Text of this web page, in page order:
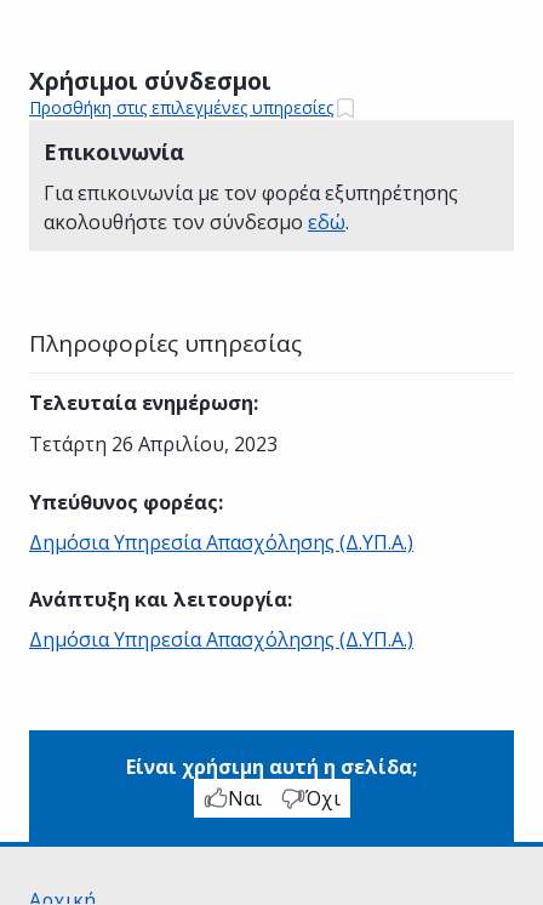
Χρήσιμοι σύνδεσμοι
Προσθήκη στις επιλεγμένες υπηρεσίες
Επικοινωνία
Για επικοινωνία με τον φορέα εξυπηρέτησης
ακολουθήστε τον σύνδεσμο εδώ.
Πληροφορίες υπηρεσίας
Τελευταία ενημέρωση:
Τετάρτη 26 Απριλίου, 2023
Υπεύθυνος φορέας:
Δημόσια Υπηρεσία Απασχόλησης (Δ.ΥΠ.Α.)
Ανάπτυξη και λειτουργία:
Δημόσια Υπηρεσία Απασχόλησης (Δ.ΥΠ.Α.)
Είναι χρήσιμη αυτή η σελίδα;
Ναι
Όχι